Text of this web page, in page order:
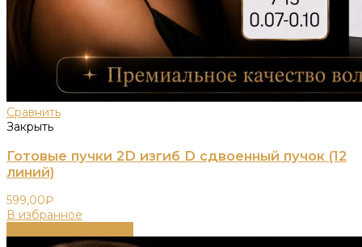
Сравнить
Закрыть
Готовые пучки 2D изгиб D сдвоенный пучок (12
линий)
599,00₽
В избранное